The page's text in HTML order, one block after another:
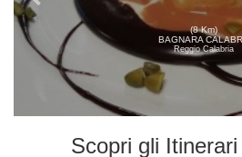
(8 Km)
BAGNARA
Reggio Calabria
Scopri gli